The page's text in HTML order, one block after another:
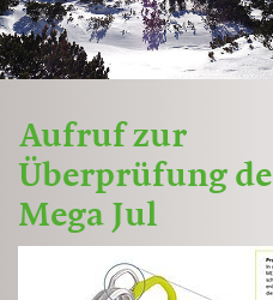
Aufruf zur
Überprüfung
Mega Jul